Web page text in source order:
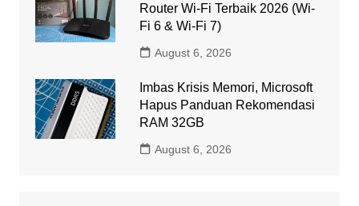
Router Wi-Fi Terbaik 2026 (Wi-
Fi 6 & Wi-Fi 7)
August 6, 2026
Imbas Krisis Memori, Microsoft
Hapus Panduan Rekomendasi
RAM 32GB
August 6, 2026